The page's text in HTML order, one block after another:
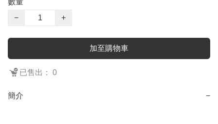
數量
−
+
加至購物車
已售出： 0
簡介 −